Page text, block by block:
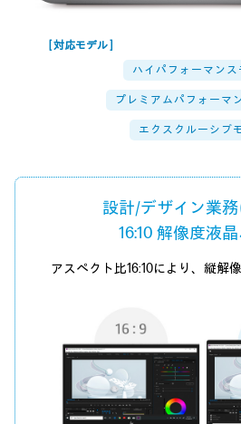
ハイパフォーマンス
プレミアムパフォーマ
エクスクルーシブ
設計/デザイン業
16:10 解像度液
アスペクト比16:10により、縦解